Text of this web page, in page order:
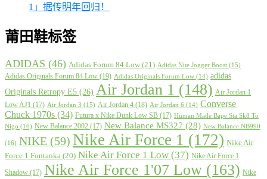
1」据传明年回归！
莆田鞋标签
ADIDAS (46) Adidas Forum 84 Low (21) Adidas Nite Jogger Boost (15)
Adidas Originals Forum 84 Low (19) Adidas Originals Forum Low (14) adidas
Originals Retropy E5 (26) Air Jordan 1 (148) Air Jordan 1
Low AJ1 (17) Air Jordan 3 (15) Air Jordan 4 (18) Air Jordan 6 (14) Converse
Chuck 1970s (34) Futura x Nike Dunk Low SB (17) Human Made Bape Sta Sk8 To
Nigo (16) New Balance 2002 (17) New Balance MS327 (28) New Balance NB990
(16) NIKE (59) Nike Air Force 1 (172) Nike Air
Force 1 Fontanka (20) Nike Air Force 1 Low (37) Nike Air Force 1
Shadow (17) Nike Air Force 1'07 Low (163) Nike